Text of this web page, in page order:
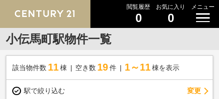
閲覧履歴
0
お気に入り
0
メニュー
小伝馬町駅物件一覧
該当物件数 11棟 空き数 19 件 1～11 棟を表示
駅で絞り込む 変更